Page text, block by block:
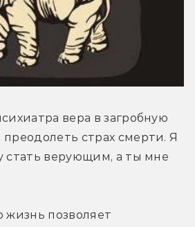
вера в загробную
страх смерти. Я
стать верующим, а ты мне
жизнь позволяет